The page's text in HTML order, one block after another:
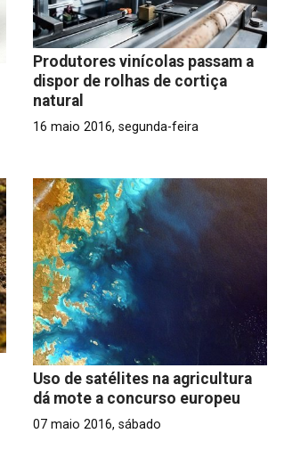
Produtores vinícolas passam a
dispor de rolhas de cortiça
natural
16 maio 2016, segunda-feira
Uso de satélites na agricultura
dá mote a concurso europeu
07 maio 2016, sábado